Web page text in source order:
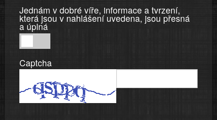
Jednám v dobré víře, informace a tvrzení,
která jsou v nahlášení uvedena, jsou přesná
a úplná
v
dobré
informace
Captcha